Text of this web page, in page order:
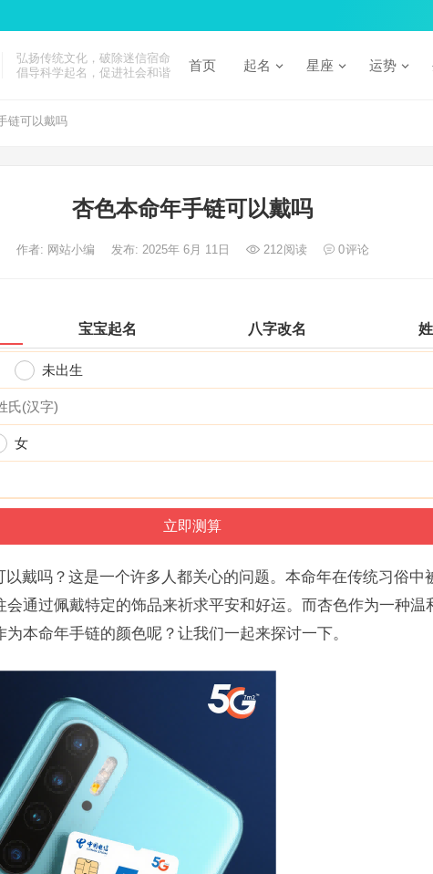
弘扬传统文化，破除迷信宿命
倡导科学起名，促进社会和谐
首页 起名 星座 运势
链可以戴吗
杏色本命年手链可以戴吗
作者: 网站小编 发布: 2025年 6月 11日 212阅读 0评论
宝宝起名 八字改名
未出生
女
以戴吗？这是一个许多人都关心的问题。本命年在传统习俗中
会通过佩戴特定的饰品来祈求平安和好运。而杏色作为一种温
本命年手链的颜色呢？让我们一起来探讨一下。